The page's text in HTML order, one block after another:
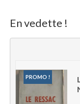
En vedette !
PROMO !